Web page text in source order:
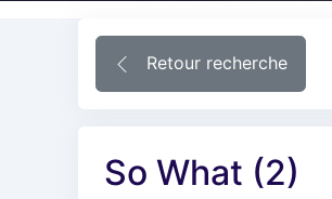
Retour recherche
So What (2)